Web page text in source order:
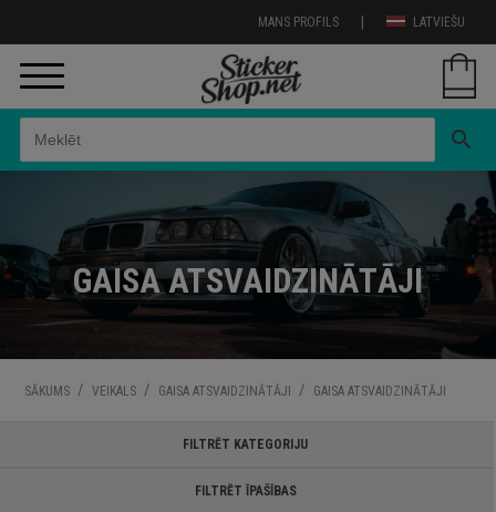
LATVIEŠU
|
MANS PROFILS
search
GAISA ATSVAIDZINĀTĀJI
SĀKUMS / VEIKALS / GAISA ATSVAIDZINĀTĀJI / GAISA ATSVAIDZINĀTĀJI
FILTRĒT KATEGORIJU
FILTRĒT ĪPAŠĪBAS